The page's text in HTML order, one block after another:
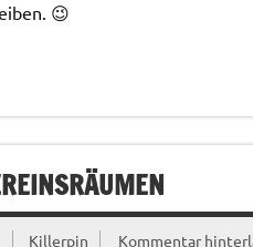
😉
Killerpin Kommentar